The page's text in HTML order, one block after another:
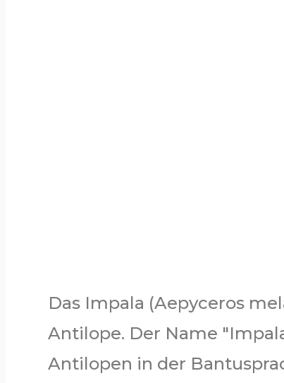
Das Impala (Aepyceros
Antilope. Der Name
Antilopen in der